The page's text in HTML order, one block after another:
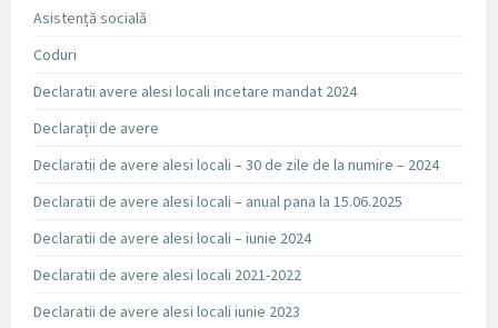
Asistență socială
Coduri
Declaratii avere alesi locali incetare mandat 2024
Declarații de avere
Declaratii de avere alesi locali – 30 de zile de la numire – 2024
Declaratii de avere alesi locali – anual pana la 15.06.2025
Declaratii de avere alesi locali – iunie 2024
Declaratii de avere alesi locali 2021-2022
Declaratii de avere alesi locali iunie 2023